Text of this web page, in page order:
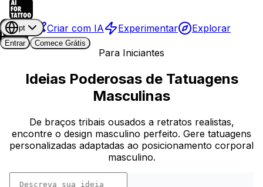
Criar com IA Experimentar Explorar
pt
Entrar
Comece Grátis
Para Iniciantes
Ideias Poderosas de Tatuagens
Masculinas
De braços tribais ousados a retratos realistas,
encontre o design masculino perfeito. Gere tatuagens
personalizadas adaptadas ao posicionamento corporal
masculino.